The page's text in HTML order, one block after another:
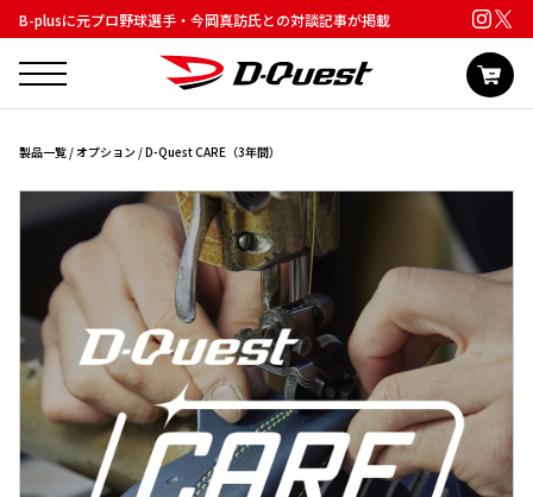
B-plusに元プロ野球選手・今岡真訪氏との対談記事が掲載
製品一覧 /オプション / D-Quest CARE（3年間）